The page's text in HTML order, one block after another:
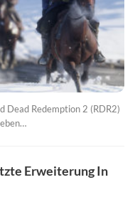
Dead Redemption 2 (RDR2)
Erweiterung In